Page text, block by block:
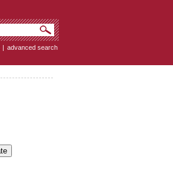
| advanced search